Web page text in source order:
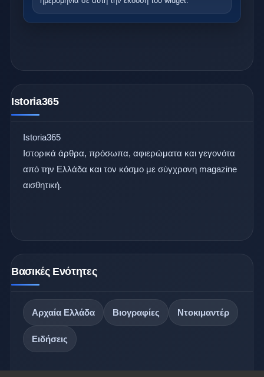
Istoria365
Istoria365
Ιστορικά άρθρα, πρόσωπα, αφιερώματα και γεγονότα
από την Ελλάδα και τον κόσμο με σύγχρονη magazine
αισθητική.
Βασικές Ενότητες
Αρχαία Ελλάδα Βιογραφίες Ντοκιμαντέρ
Ειδήσεις